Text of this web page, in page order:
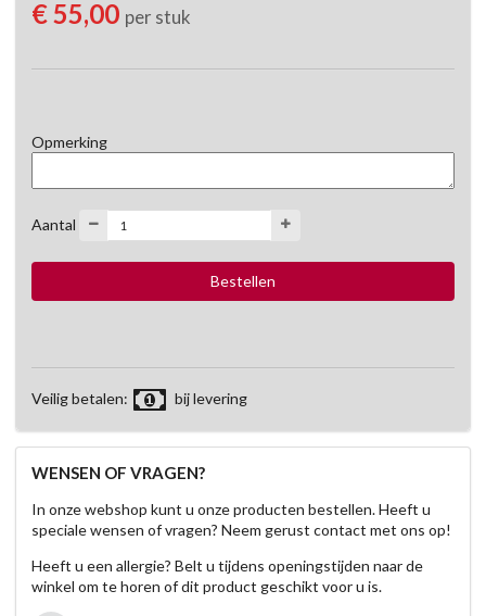
€ 55,00 per stuk
Opmerking
Aantal
Veilig betalen: bij levering
WENSEN OF VRAGEN?
In onze webshop kunt u onze producten bestellen. Heeft u
speciale wensen of vragen? Neem gerust contact met ons op!
Heeft u een allergie? Belt u tijdens openingstijden naar de
winkel om te horen of dit product geschikt voor u is.